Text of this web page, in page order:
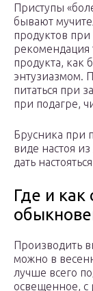
Приступы
бывают
продуктов
рекомендация
продукта, как
энтузиазмом.
питаться при
при подагре,
Брусника при
виде настоя
дать
Где и как
Производить
можно в
лучше всего
освещенное, с